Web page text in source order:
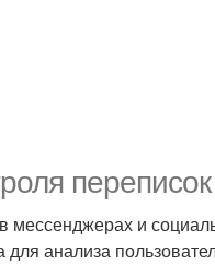
и
для анализа